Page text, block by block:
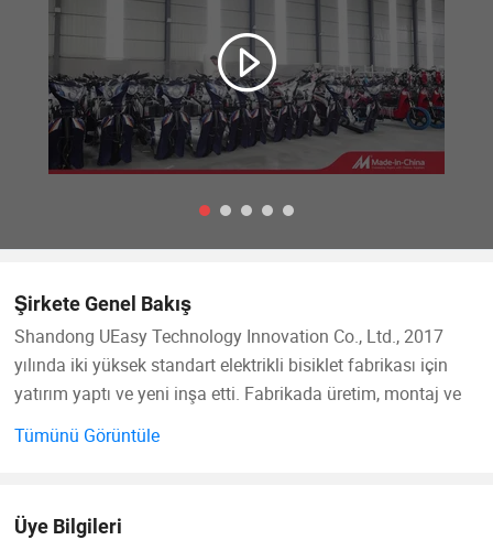
Şirkete Genel Bakış
Shandong UEasy Technology Innovation Co., Ltd., 2017
yılında iki yüksek standart elektrikli bisiklet fabrikası için
yatırım yaptı ve yeni inşa etti. Fabrikada üretim, montaj ve
Tümünü Görüntüle
Üye Bilgileri